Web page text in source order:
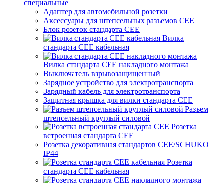
специальные
Адаптер для автомобильной розетки
Аксессуары для штепсельных разъемов CEE
Блок розеток стандарта CEE
Вилка
стандарта CEE кабельная
Вилка стандарта CEE накладного монтажа
Выключатель взрывозащищенный
Зарядное устройство для электротранспорта
Зарядный кабель для электротранспорта
Защитная крышка для вилки стандарта CEE
Разъем
штепсельный круглый силовой
Розетка
встроенная стандарта CEE
Розетка декоративная стандартов CEE/SCHUKO
IP44
Розетка
стандарта СЕЕ кабельная